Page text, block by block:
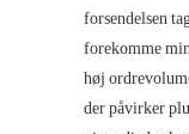
forsendelsen
forekomme
høj
der påvirker